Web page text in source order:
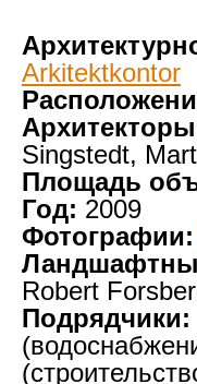
Arkitektkontor
Архитекторы
Singstedt,
Площадь
Год: 2009
Фотографии:
Robert
Подрядчики: